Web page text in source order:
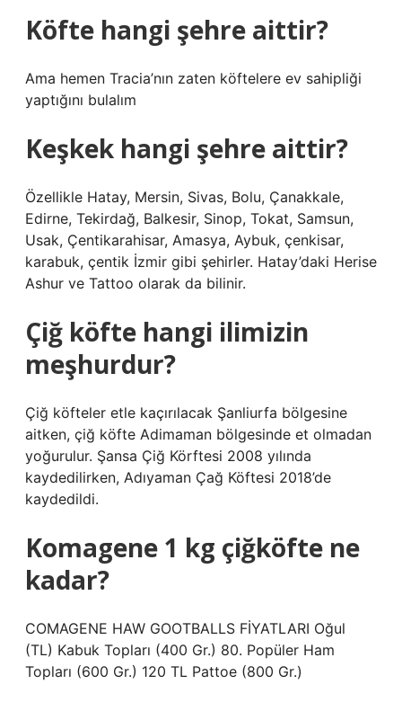
Köfte hangi şehre aittir?
Ama hemen Tracia’nın zaten köftelere ev sahipliği
yaptığını bulalım
Keşkek hangi şehre aittir?
Özellikle Hatay, Mersin, Sivas, Bolu, Çanakkale,
Edirne, Tekirdağ, Balkesir, Sinop, Tokat, Samsun,
Usak, Çentikarahisar, Amasya, Aybuk, çenkisar,
karabuk, çentik İzmir gibi şehirler. Hatay’daki Herise
Ashur ve Tattoo olarak da bilinir.
Çiğ köfte hangi ilimizin
meşhurdur?
Çiğ köfteler etle kaçırılacak Şanliurfa bölgesine
aitken, çiğ köfte Adimaman bölgesinde et olmadan
yoğurulur. Şansa Çiğ Körftesi 2008 yılında
kaydedilirken, Adıyaman Çağ Köftesi 2018’de
kaydedildi.
Komagene 1 kg çiğköfte ne
kadar?
COMAGENE HAW GOOTBALLS FİYATLARI Oğul
(TL) Kabuk Topları (400 Gr.) 80. Popüler Ham
Topları (600 Gr.) 120 TL Pattoe (800 Gr.)